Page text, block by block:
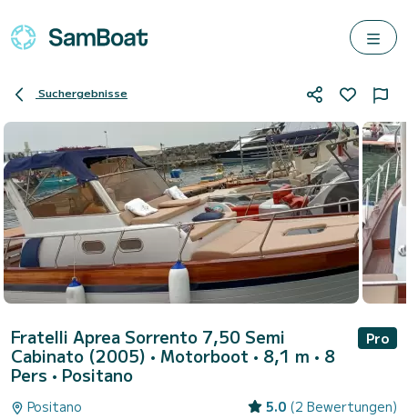
Suchergebnisse
Fratelli Aprea Sorrento 7,50 Semi
Cabinato (2005) • Motorboot • 8,1 m • 8
Pers • Positano
Pro
Positano 5.0 (2 Bewertungen)